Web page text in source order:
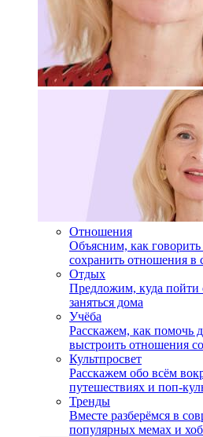
Отношения
Объясним, как
сохранить отношения в
Отдых
Предложим, куда пойти
заняться дома
Учёба
Расскажем, как помочь
выстроить отношения
Культпросвет
Расскажем обо всём
путешествиях и поп-
Тренды
Вместе разберёмся в
популярных мемах и